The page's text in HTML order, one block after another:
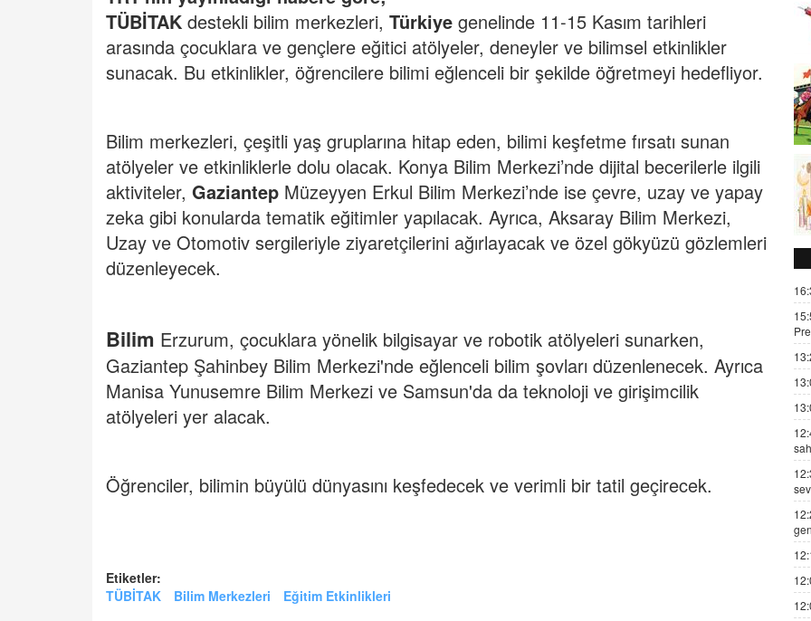
TÜBİTAK destekli bilim merkezleri, Türkiye genelinde 11-15 Kasım tarihleri
arasında çocuklara ve gençlere eğitici atölyeler, deneyler ve bilimsel etkinlikler
sunacak. Bu etkinlikler, öğrencilere bilimi eğlenceli bir şekilde öğretmeyi hedefliyor.
Bilim merkezleri, çeşitli yaş gruplarına hitap eden, bilimi keşfetme fırsatı sunan
atölyeler ve etkinliklerle dolu olacak. Konya Bilim Merkezi’nde dijital becerilerle ilgili
aktiviteler, Gaziantep Müzeyyen Erkul Bilim Merkezi’nde ise çevre, uzay ve yapay
zeka gibi konularda tematik eğitimler yapılacak. Ayrıca, Aksaray Bilim Merkezi,
Uzay ve Otomotiv sergileriyle ziyaretçilerini ağırlayacak ve özel gökyüzü gözlemleri
düzenleyecek.
Bilim Erzurum, çocuklara yönelik bilgisayar ve robotik atölyeleri sunarken,
Gaziantep Şahinbey Bilim Merkezi'nde eğlenceli bilim şovları düzenlenecek. Ayrıca
Manisa Yunusemre Bilim Merkezi ve Samsun'da da teknoloji ve girişimcilik
atölyeleri yer alacak.
Öğrenciler, bilimin büyülü dünyasını keşfedecek ve verimli bir tatil geçirecek.
Etiketler:
TÜBİTAK
Bilim Merkezleri Eğitim Etkinlikleri